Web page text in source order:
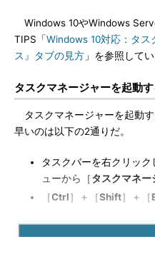
Windows 10やWindows
TIPS「Windows 10対応：タス
ス』タブの見方 」を参照して
タスクマネージャーを起動
タスクマネージャーを起動
早いのは以下の2通りだ。
タスクバーを右クリッ
ューから［タスクマネー
［Ctrl］＋［Shift］＋［